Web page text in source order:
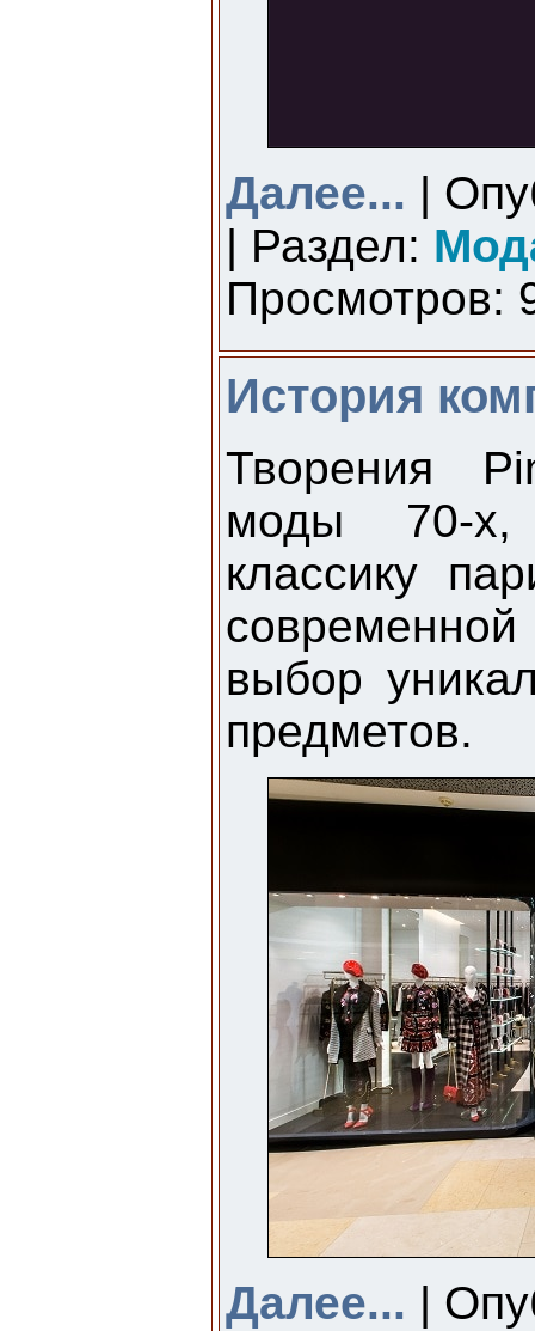
Далее... |
| Раздел:
Просмотров:
История
Творения
моды 70-х,
классику
выбор
предметов.
Далее... |